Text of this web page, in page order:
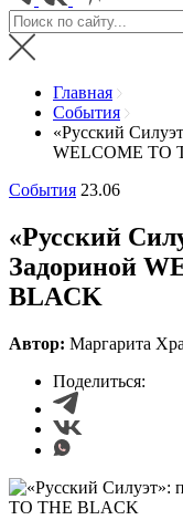
Главная
События
«Русский
WELCOME TO
События 23.06
«Русский
Задориной
BLACK
Автор: Маргарита
Поделиться: